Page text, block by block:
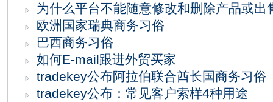
为什么平台不能随意修改和删除产品或出
欧洲国家瑞典商务习俗
巴西商务习俗
如何E-mail跟进外贸买家
tradekey公布阿拉伯联合酋长国商务习俗
tradekey公布：常见客户索样4种用途